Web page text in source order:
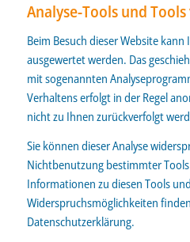
Analyse-Tools und
Beim Besuch dieser Website
ausgewertet werden. Das
mit sogenannten
Verhaltens erfolgt in der Regel
nicht zu Ihnen zurückverfolgt
Sie können dieser Analyse
Nichtbenutzung bestimmter
Informationen zu diesen Tools
Widerspruchsmöglichkeiten
Datenschutzerklärung.